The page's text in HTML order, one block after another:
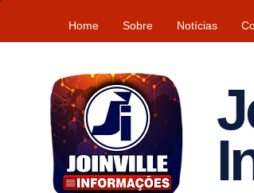
Home Sobre Notícias